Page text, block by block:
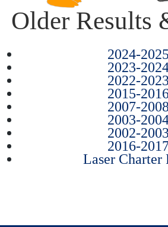
Older Results
2024-2025
2023-
2022-2023
2015-
2007-2008
2003-
2002-2003
2016-
Laser Charter